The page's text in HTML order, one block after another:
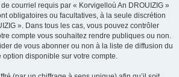
courriel requis par « Korvigelloù An DROUIZIG »
obligatoires ou facultatives, à la seule discrétion
». Dans tous les cas, vous pouvez contrôler
compte vous souhaitez rendre publiques ou non.
de vous abonner ou non à la liste de diffusion du
option disponible sur votre compte.